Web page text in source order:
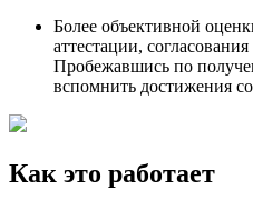
Более объективной
аттестации,
Пробежавшись по
вспомнить достижения
Как это работает